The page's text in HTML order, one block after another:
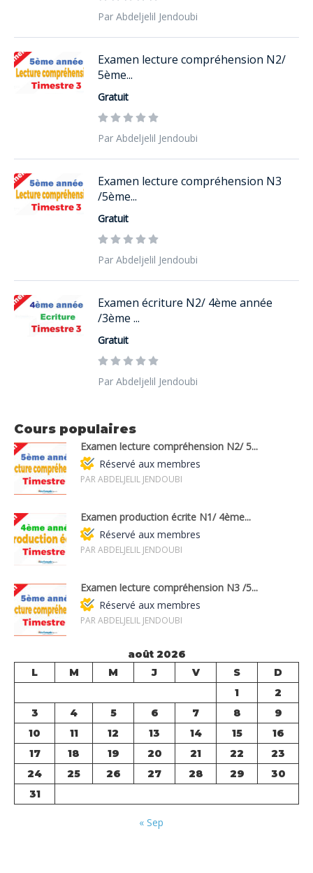
Par Abdeljelil Jendoubi
Examen lecture compréhension N2/
5ème...
Gratuit
Par Abdeljelil Jendoubi
Examen lecture compréhension N3
/5ème...
Gratuit
Par Abdeljelil Jendoubi
Examen écriture N2/ 4ème année
/3ème ...
Gratuit
Par Abdeljelil Jendoubi
Cours populaires
Examen lecture compréhension N2/ 5...
Réservé aux membres
PAR ABDELJELIL JENDOUBI
Examen production écrite N1/ 4ème...
Réservé aux membres
PAR ABDELJELIL JENDOUBI
Examen lecture compréhension N3 /5...
Réservé aux membres
PAR ABDELJELIL JENDOUBI
août 2026
L
M M J V S
D
1
2
3
4 5 6 7 8
9
10
11 12 13 14 15
16
17
18 19 20 21 22
23
24
25 26 27 28 29
30
31
« Sep